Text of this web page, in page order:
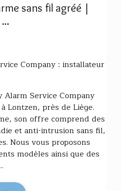
sans fil agréé |
Company : installateur
Alarm Service Company
Lontzen, près de Liège.
son offre comprend des
et anti-intrusion sans fil,
Nous vous proposons
modèles ainsi que des